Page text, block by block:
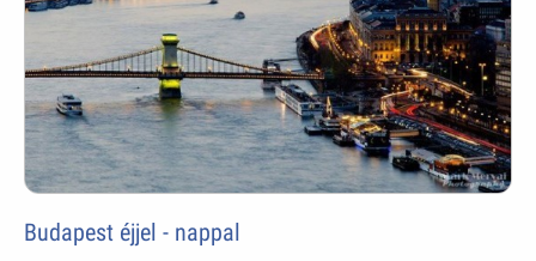
Budapest éjjel - nappal